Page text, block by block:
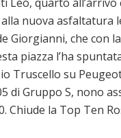
nuova
Giorgianni, che con
piazza l’ha
Truscello su
di Gruppo S, nono
Chiude la Top Ten